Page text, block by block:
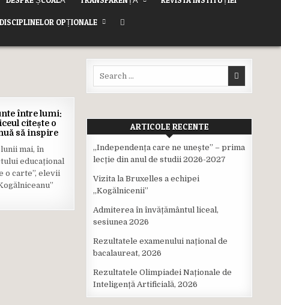
OPȚIONALE
15
IUL.
2025
între lumi:
citește o
să inspire
mai, în
educațional
o carte”, elevii
ARTICOLE RECENTE
,,Independența care ne unește” – prima
lecție din anul de studii 2026-2027
Vizita la Bruxelles a echipei
,,Kogălnicenii”
Admiterea în învățământul liceal,
sesiunea 2026
Rezultatele examenului național de
bacalaureat, 2026
Rezultatele Olimpiadei Naționale de
Inteligență Artificială, 2026